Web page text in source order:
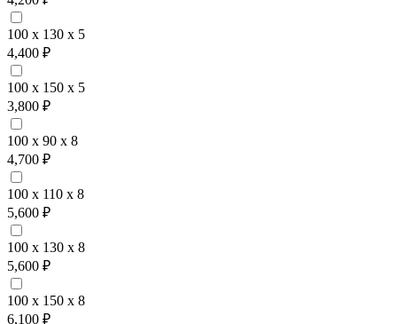
100 x 130 x 5
4,400 ₽
100 x 150 x 5
3,800 ₽
100 x 90 x 8
4,700 ₽
100 x 110 x 8
5,600 ₽
100 x 130 x 8
5,600 ₽
100 x 150 x 8
6,100 ₽